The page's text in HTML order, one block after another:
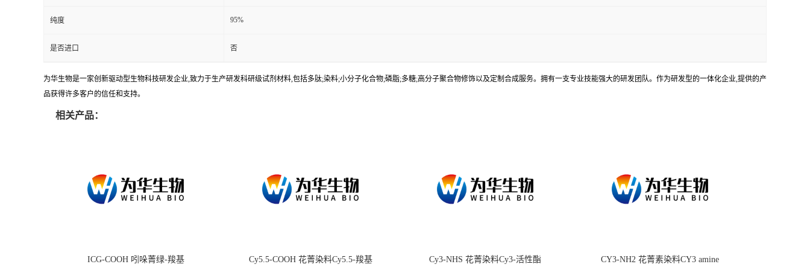
纯度 95%
是否进口 否
为华生物是一家创新驱动型生物科技研发企业,致力于生产研发科研级试剂材料,包括多肽;染料;小分子化合物;磷脂;多糖;高分子聚合物修饰以及定制合成服务。拥有一支专业技能强大的研发团队。作为研发型的一体化企业,提供的产
品获得许多客户的信任和支持。
相关产品：
ICG-COOH 吲哚菁绿-羧基 Cy5.5-COOH 花菁染料Cy5.5-羧基 Cy3-NHS 花菁染料Cy3-活性酯 CY3-NH2 花菁素染料CY3 amine